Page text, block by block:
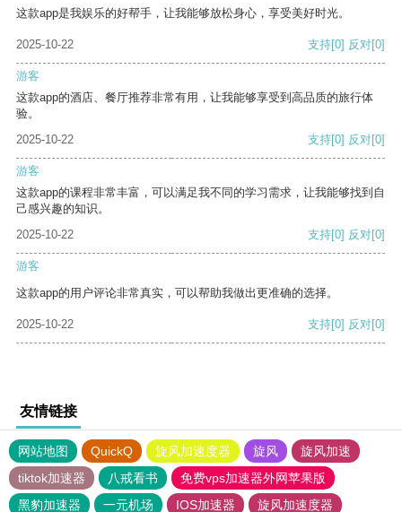
这款app是我娱乐的好帮手，让我能够放松身心，享受美好时光。
2025-10-22 支持[0] 反对[0]
游客
这款app的酒店、餐厅推荐非常有用，让我能够享受到高品质的旅行体
验。
2025-10-22
支持[0] 反对[0]
游客
这款app的课程非常丰富，可以满足我不同的学习需求，让我能够找到自
己感兴趣的知识。
2025-10-22
支持[0] 反对[0]
游客
这款app的用户评论非常真实，可以帮助我做出更准确的选择。
2025-10-22 支持[0] 反对[0]
友情链接
网站地图 QuickQ 旋风加速度器 旋风
旋风加速
tiktok加速器
八戒看书
免费vps加速器外网苹果版
黑豹加速器
一元机场 IOS加速器 旋风加速度器